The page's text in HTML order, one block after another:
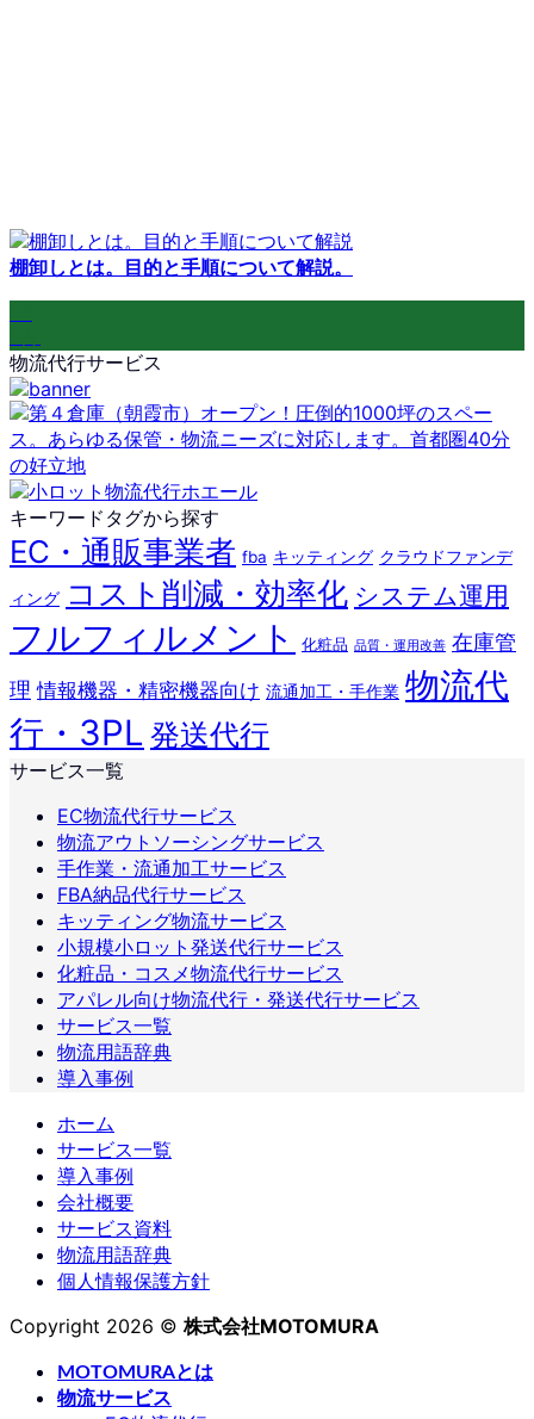
棚卸しとは。目的と手順について解説。
物流代行サービス
キーワードタグから探す
EC・通販事業者 fba キッティング クラウドファンデ
ィング コスト削減・効率化 システム運用
フルフィルメント 化粧品 品質・運用改善 在庫管
理 情報機器・精密機器向け 流通加工・手作業 物流代
行・3PL 発送代行
サービス一覧
EC物流代行サービス
物流アウトソーシングサービス
手作業・流通加工サービス
FBA納品代行サービス
キッティング物流サービス
小規模小ロット発送代行サービス
化粧品・コスメ物流代行サービス
アパレル向け物流代行・発送代行サービス
サービス一覧
物流用語辞典
導入事例
ホーム
サービス一覧
導入事例
会社概要
サービス資料
物流用語辞典
個人情報保護方針
Copyright 2026 © 株式会社MOTOMURA
MOTOMURAとは
物流サービス